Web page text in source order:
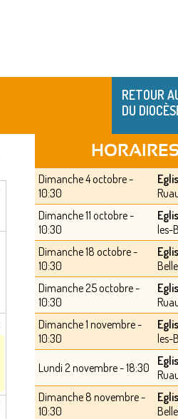
RETOUR
DU
Dimanche 4 octobre -
10:30
Dimanche 11 octobre -
10:30
les-
Dimanche 18 octobre -
10:30
Dimanche 25 octobre -
10:30
Dimanche 1 novembre -
10:30
les-
Lundi 2 novembre - 18:30
Dimanche 8 novembre -
10:30